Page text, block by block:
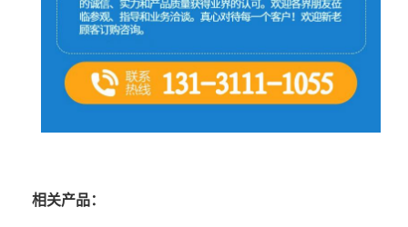
相关产品：